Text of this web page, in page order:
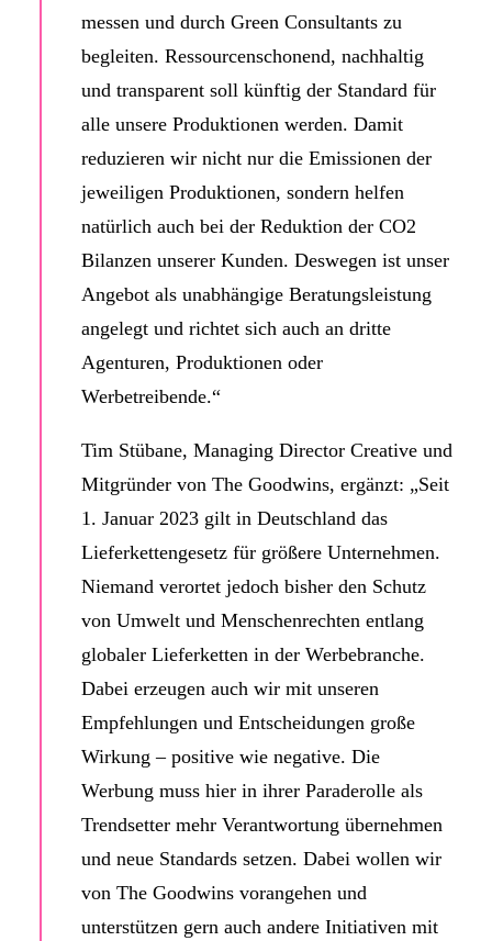
messen und durch Green Consultants zu
begleiten. Ressourcenschonend, nachhaltig
und transparent soll künftig der Standard für
alle unsere Produktionen werden. Damit
reduzieren wir nicht nur die Emissionen der
jeweiligen Produktionen, sondern helfen
natürlich auch bei der Reduktion der CO2
Bilanzen unserer Kunden. Deswegen ist unser
Angebot als unabhängige Beratungsleistung
angelegt und richtet sich auch an dritte
Agenturen, Produktionen oder
Werbetreibende.“
Tim Stübane, Managing Director Creative und
Mitgründer von The Goodwins, ergänzt: „Seit
1. Januar 2023 gilt in Deutschland das
Lieferkettengesetz für größere Unternehmen.
Niemand verortet jedoch bisher den Schutz
von Umwelt und Menschenrechten entlang
globaler Lieferketten in der Werbebranche.
Dabei erzeugen auch wir mit unseren
Empfehlungen und Entscheidungen große
Wirkung – positive wie negative. Die
Werbung muss hier in ihrer Paraderolle als
Trendsetter mehr Verantwortung übernehmen
und neue Standards setzen. Dabei wollen wir
von The Goodwins vorangehen und
unterstützen gern auch andere Initiativen mit